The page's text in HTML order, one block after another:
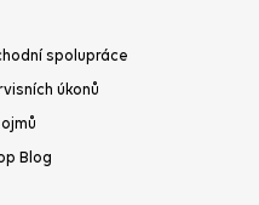
spolupráce
úkonů
Blog